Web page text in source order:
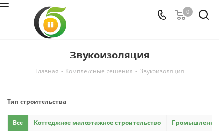
0
Звукоизоляция
Главная - Комплексные решения - Звукоизоляция
Тип строительства
Все Коттеджное малоэтажное строительство Промышленно-